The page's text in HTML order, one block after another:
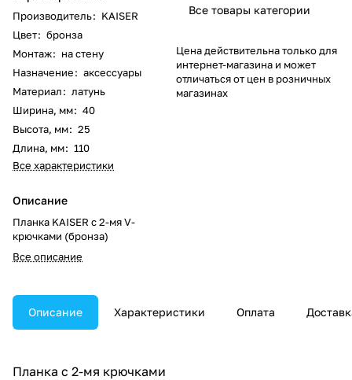
Производитель: KAISER
Цвет: бронза
Монтаж: на стену
Назначение: аксессуары
Материал: латунь
Ширина, мм: 40
Высота, мм: 25
Длина, мм: 110
Все характеристики
Описание
Планка KAISER с 2-мя V-
крючками (бронза)
Все описание
Все товары категории
Цена действительна только для
интернет-магазина и может
отличаться от цен в розничных
магазинах
Описание Характеристики Оплата
Планка с 2-мя крючками